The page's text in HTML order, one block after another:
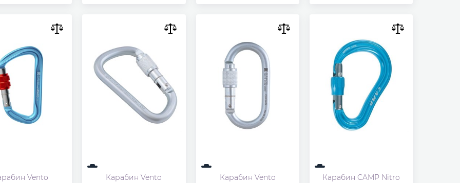
Vento
Карабин Vento
Карабин Vento
Карабин CAMP Nitro